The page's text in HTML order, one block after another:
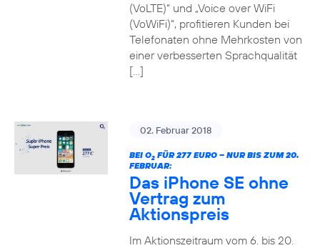
(VoLTE)“ und „Voice over WiFi
(VoWiFi)“, profitieren Kunden bei
Telefonaten ohne Mehrkosten von
einer verbesserten Sprachqualität
[…]
02. Februar 2018
BEI O2FÜR 277 EURO – NUR BIS ZUM 20.
FEBRUAR:
Das iPhone SE ohne
Vertrag zum
Aktionspreis
Im Aktionszeitraum vom 6. bis 20.